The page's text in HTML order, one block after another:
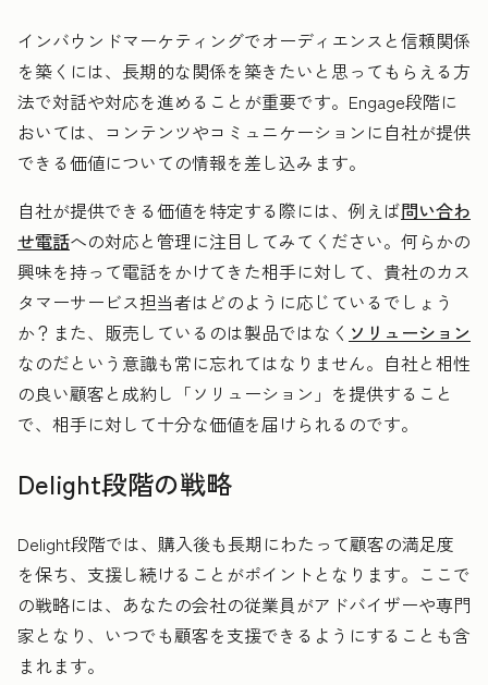
インバウンドマーケティングでオーディエンスと信頼関係
を築くには、長期的な関係を築きたいと思ってもらえる方
法で対話や対応を進めることが重要です。Engage段階に
おいては、コンテンツやコミュニケーションに自社が提供
できる価値についての情報を差し込みます。
自社が提供できる価値を特定する際には、例えば問い合わ
せ電話への対応と管理に注目してみてください。何らかの
興味を持って電話をかけてきた相手に対して、貴社のカス
タマーサービス担当者はどのように応じているでしょう
か？また、販売しているのは製品ではなく ソリューション
なのだという意識も常に忘れてはなりません。自社と相性
の良い顧客と成約し「ソリューション」を提供すること
で、相手に対して十分な価値を届けられるのです。
Delight段階の戦略
Delight段階では、購入後も長期にわたって顧客の満足度
を保ち、支援し続けることがポイントとなります。ここで
の戦略には、あなたの会社の従業員がアドバイザーや専門
家となり、いつでも顧客を支援できるようにすることも含
まれます。